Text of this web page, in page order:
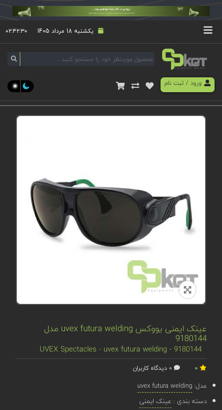
یکشنبه 18 مرداد 1405 ۰۲:۴۲:۳۱
ورود/ ثبت نام
عینک ایمنی یووکس uvex futura welding مدل
9180144
UVEX Spectacles - uvex futura welding - 9180144
مدل:uvex futura welding
دسته بندی : عینک ایمنی